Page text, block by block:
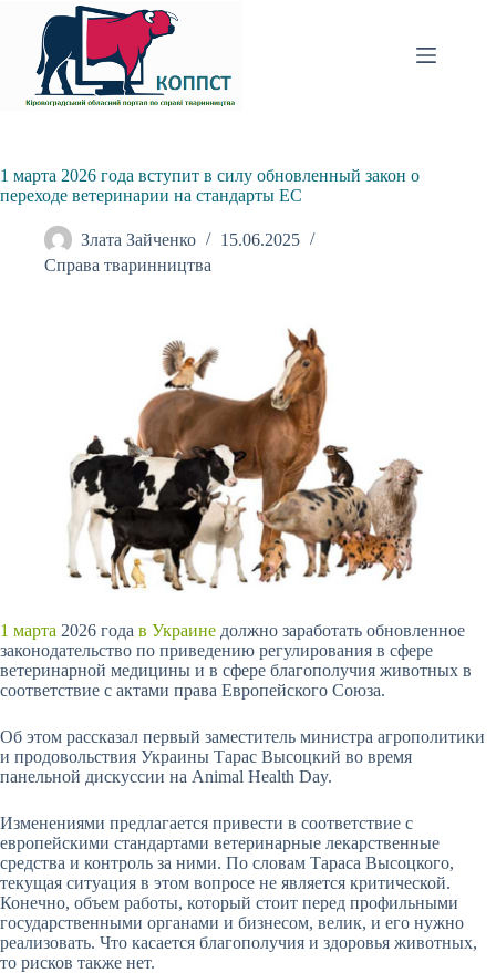
вмісту
1 марта 2026 года вступит в силу обновленный закон о
переходе ветеринарии на стандарты ЕС
Злата Зайченко
15.06.2025
Справа тваринництва
1 марта 2026 года в Украине должно заработать обновленное
законодательство по приведению регулирования в сфере
ветеринарной медицины и в сфере благополучия животных в
соответствие с актами права Европейского Союза.
Об этом рассказал первый заместитель министра агрополитики
и продовольствия Украины Тарас Высоцкий во время
панельной дискуссии на Animal Health Day.
Изменениями предлагается привести в соответствие с
европейскими стандартами ветеринарные лекарственные
средства и контроль за ними. По словам Тараса Высоцкого,
текущая ситуация в этом вопросе не является критической.
Конечно, объем работы, который стоит перед профильными
государственными органами и бизнесом, велик, и его нужно
реализовать. Что касается благополучия и здоровья животных,
то рисков также нет.